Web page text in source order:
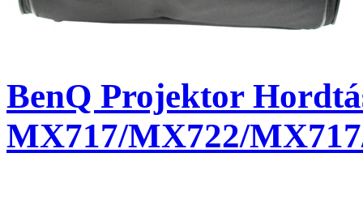
BenQ Projektor
MX717/MX722/